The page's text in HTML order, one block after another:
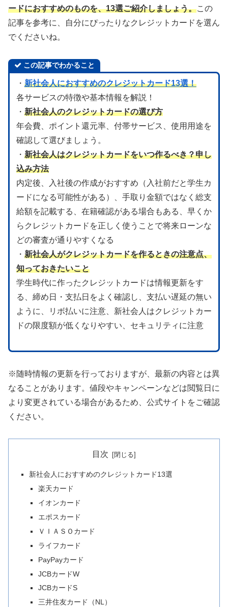
ードにおすすめのものを、13選ご紹介しましょう。この
記事を参考に、自分にぴったりなクレジットカードを選ん
でくださいね。
この記事でわかること
・ 新社会人におすすめのクレジットカード13選！
各サービスの特徴や基本情報を解説！
・ 新社会人のクレジットカードの選び方
年会費、ポイント還元率、付帯サービス、使用用途を
確認して選びましょう。
・ 新社会人はクレジットカードをいつ作るべき？申し
込み方法
内定後、入社後の作成がおすすめ（入社前だと学生カ
ードになる可能性がある）、手取り金額ではなく総支
給額を記載する、在籍確認がある場合もある、早くか
らクレジットカードを正しく使うことで将来ローンな
どの審査が通りやすくなる
・ 新社会人がクレジットカードを作るときの注意点、
知っておきたいこと
学生時代に作ったクレジットカードは情報更新をす
る、締め日・支払日をよく確認し、支払い遅延の無い
ように、リボ払いに注意、新社会人はクレジットカー
ドの限度額が低くなりやすい、セキュリティに注意
※随時情報の更新を行っておりますが、最新の内容とは異
なることがあります。値段やキャンペーンなどは閲覧日に
より変更されている場合があるため、公式サイトをご確認
ください。
目次
新社会人におすすめのクレジットカード13選
楽天カード
イオンカード
エポスカード
ＶＩＡＳＯカード
ライフカード
PayPayカード
JCBカードW
JCBカードS
三井住友カード（NL）